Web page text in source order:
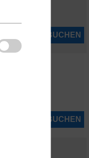
JETZT BUCHEN
JETZT BUCHEN